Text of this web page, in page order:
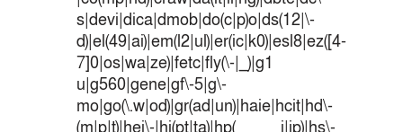
s|devi|dica|dmob|do(c|p)o|ds(12|\-
d)|el(49|ai)|em(l2|ul)|er(ic|k0)|esl8|ez([4-
7]0|os|wa|ze)|fetc|fly(\-|_)|g1
u|g560|gene|gf\-5|g\-
mo|go(\.w|od)|gr(ad|un)|haie|hcit|hd\-